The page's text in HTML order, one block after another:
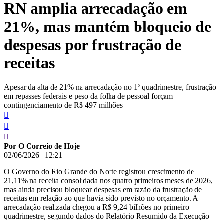
conteúdo
RN amplia arrecadação em
21%, mas mantém bloqueio de
despesas por frustração de
receitas
Apesar da alta de 21% na arrecadação no 1º quadrimestre, frustração
em repasses federais e peso da folha de pessoal forçam
contingenciamento de R$ 497 milhões
Por O Correio de Hoje
02/06/2026 | 12:21
O Governo do Rio Grande do Norte registrou crescimento de
21,11% na receita consolidada nos quatro primeiros meses de 2026,
mas ainda precisou bloquear despesas em razão da frustração de
receitas em relação ao que havia sido previsto no orçamento. A
arrecadação realizada chegou a R$ 9,24 bilhões no primeiro
quadrimestre, segundo dados do Relatório Resumido da Execução